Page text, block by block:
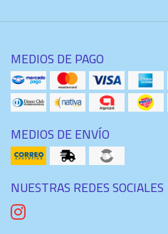
MEDIOS DE PAGO
MEDIOS DE ENVÍO
NUESTRAS REDES SOCIALES